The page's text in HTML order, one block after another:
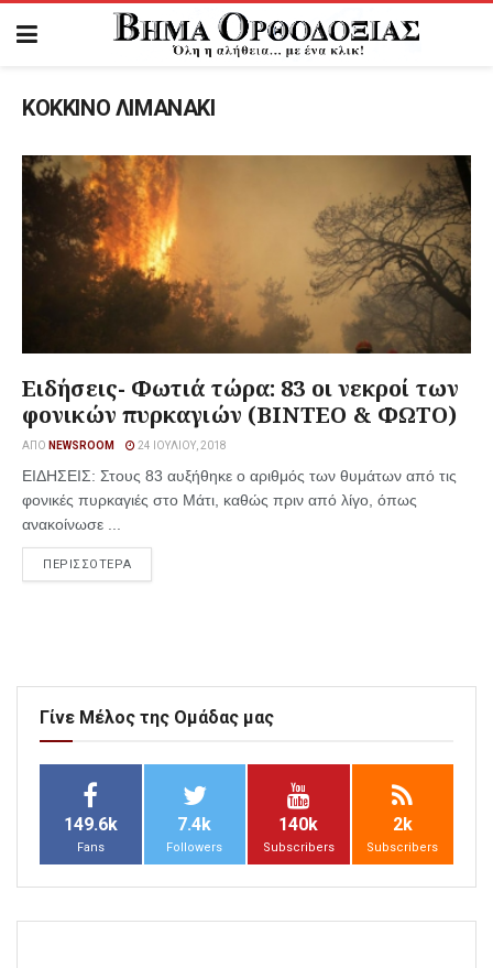
ΚΟΚΚΙΝΟ ΛΙΜΑΝΑΚΙ
Ειδήσεις- Φωτιά τώρα: 83 οι νεκροί των
φονικών πυρκαγιών (ΒΙΝΤΕΟ & ΦΩΤΟ)
ΑΠΌ NEWSROOM 24 ΙΟΥΛΊΟΥ, 2018
ΕΙΔΗΣΕΙΣ: Στους 83 αυξήθηκε ο αριθμός των θυμάτων από τις
φονικές πυρκαγιές στο Μάτι, καθώς πριν από λίγο, όπως
ανακοίνωσε ...
ΠΕΡΙΣΣΟΤΕΡΑ
Γίνε Μέλος της Ομάδας μας
149.6k
Fans
7.4k
Followers
140k
Subscribers
2k
Subscribers